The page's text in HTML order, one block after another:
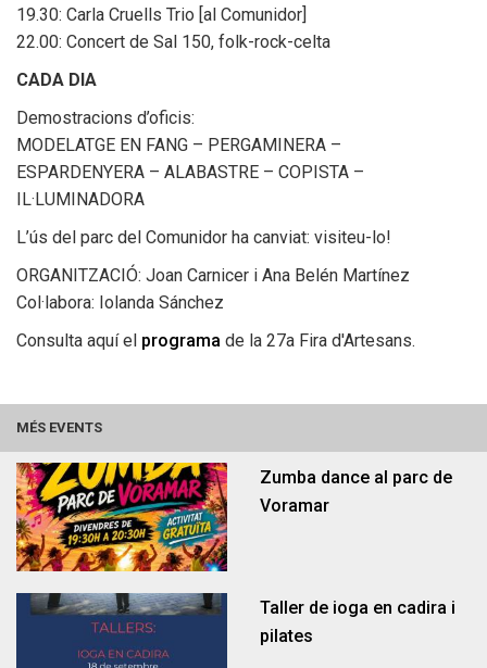
Ocupació
La casa de la vila
Habitatge
Serveis
19.30: Carla Cruells Trio [al Comunidor]
22.00: Concert de Sal 150, folk-rock-celta
CADA DIA
Demostracions d’oficis:
MODELATGE EN FANG – PERGAMINERA –
ESPARDENYERA – ALABASTRE – COPISTA –
IL·LUMINADORA
L’ús del parc del Comunidor ha canviat: visiteu-lo!
ORGANITZACIÓ: Joan Carnicer i Ana Belén Martínez
Col·labora: Iolanda Sánchez
Consulta aquí el programa de la 27a Fira d'Artesans.
MÉS EVENTS
Zumba dance al parc de
Voramar
Taller de ioga en cadira i
pilates